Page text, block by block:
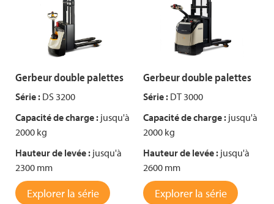
Gerbeur double palettes
Série : DS 3200
Capacité de charge : jusqu'à
2000 kg
Hauteur de levée : jusqu'à
2300 mm
Explorer la série
Gerbeur double palettes
Série : DT 3000
Capacité de charge : jusqu'à
2000 kg
Hauteur de levée : jusqu'à
2600 mm
Explorer la série